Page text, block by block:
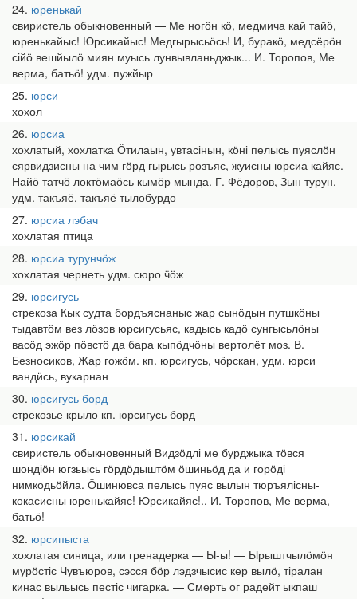
24 юренькай
свиристель обыкновенный — Ме ногӧн кӧ, медмича кай тайӧ,
юренькайыс! Юрсикайыс! Медгырысьӧсь! И, буракӧ, медсёрӧн
сійӧ вешйылӧ миян муысь лунвывланьджык... И. Торопов, Ме
верма, батьӧ! удм. пужйыр
25 юрси
хохол
26 юрсиа
хохлатый, хохлатка Ӧтилаын, увтасінын, кӧні пелысь пуяслӧн
сярвидзисны на чим гӧрд гырысь розъяс, жуисны юрсиа кайяс.
Найӧ татчӧ локтӧмаӧсь кымӧр мында. Г. Фёдоров, Зын турун.
удм. такъяё, такъяё тылобурдо
27 юрсиа лэбач
хохлатая птица
28 юрсиа турунчӧж
хохлатая чернеть удм. сюро ӵӧж
29 юрсигусь
стрекоза Кык судта бордъяснаныс жар сынӧдын путшкӧны
тыдавтӧм вез лӧзов юрсигусьяс, кадысь кадӧ сунгысьлӧны
васӧд эжӧр пӧвстӧ да бара кыпӧдчӧны вертолёт моз. В.
Безносиков, Жар гожӧм. кп. юрсигусь, чӧрскан, удм. юрси
вандӥсь, вукарнан
30 юрсигусь борд
стрекозье крыло кп. юрсигусь борд
31 юрсикай
свиристель обыкновенный Видзӧдлі ме бурджыка тӧвся
шондіӧн югзьысь гӧрдӧдыштӧм ӧшиньӧд да и горӧді
нимкодьӧйла. Ӧшинювса пелысь пуяс вылын тюръялісны-
кокасисны юренькайяс! Юрсикайяс!.. И. Торопов, Ме верма,
батьӧ!
32 юрсипыста
хохлатая синица, или гренадерка — Ы-ы! — Ырыштчылӧмӧн
мурӧстіс Чувъюров, сэсся бӧр лэдзчысис кер вылӧ, тіралан
кинас выльысь пестіс чигарка. — Смерть ог радейт ыкпаш